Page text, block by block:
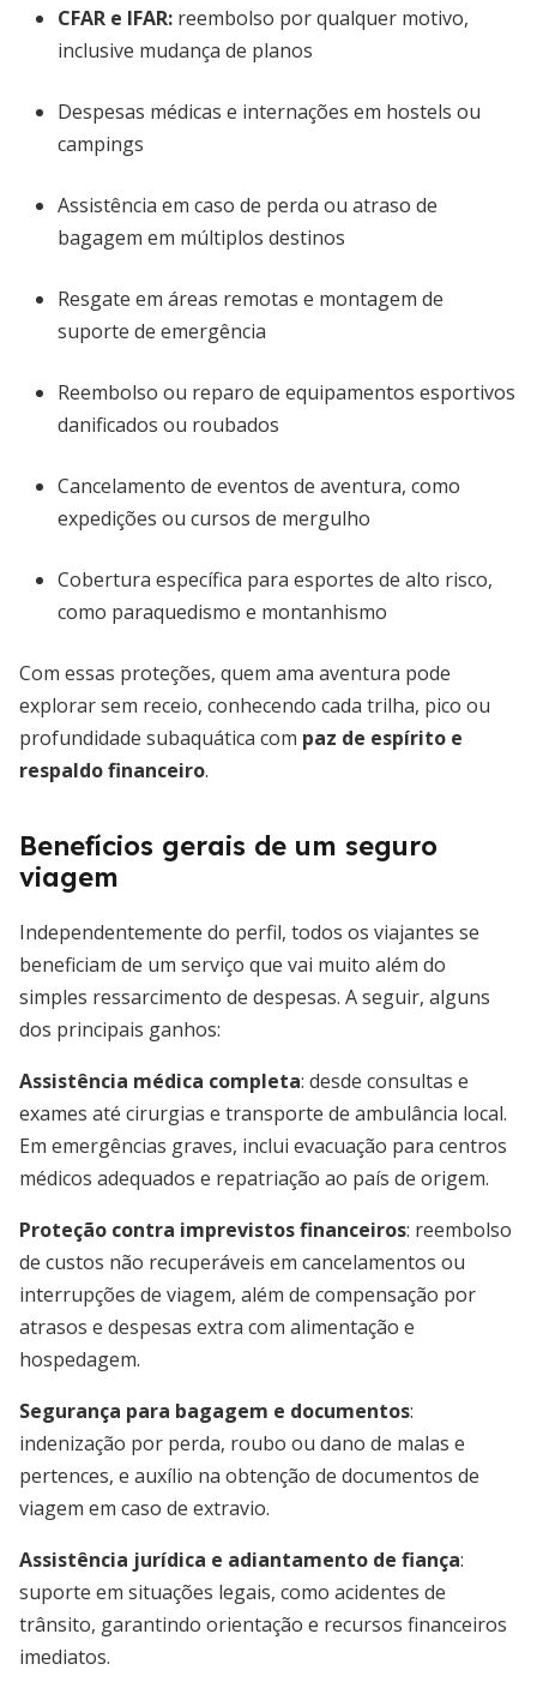
CFAR e IFAR: reembolso por qualquer motivo,
inclusive mudança de planos
Despesas médicas e internações em hostels ou
campings
Assistência em caso de perda ou atraso de
bagagem em múltiplos destinos
Resgate em áreas remotas e montagem de
suporte de emergência
Reembolso ou reparo de equipamentos esportivos
danificados ou roubados
Cancelamento de eventos de aventura, como
expedições ou cursos de mergulho
Cobertura específica para esportes de alto risco,
como paraquedismo e montanhismo
Com essas proteções, quem ama aventura pode
explorar sem receio, conhecendo cada trilha, pico ou
profundidade subaquática com paz de espírito e
respaldo financeiro.
Benefícios gerais de um seguro
viagem
Independentemente do perfil, todos os viajantes se
beneficiam de um serviço que vai muito além do
simples ressarcimento de despesas. A seguir, alguns
dos principais ganhos:
Assistência médica completa: desde consultas e
exames até cirurgias e transporte de ambulância local.
Em emergências graves, inclui evacuação para centros
médicos adequados e repatriação ao país de origem.
Proteção contra imprevistos financeiros: reembolso
de custos não recuperáveis em cancelamentos ou
interrupções de viagem, além de compensação por
atrasos e despesas extra com alimentação e
hospedagem.
Segurança para bagagem e documentos:
indenização por perda, roubo ou dano de malas e
pertences, e auxílio na obtenção de documentos de
viagem em caso de extravio.
Assistência jurídica e adiantamento de fiança:
suporte em situações legais, como acidentes de
trânsito, garantindo orientação e recursos financeiros
imediatos.